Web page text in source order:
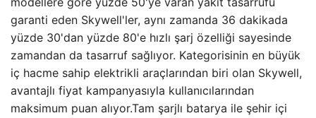
garanti eden Skywell'ler, aynı zamanda 36 dakikada
yüzde 30'dan yüzde 80'e hızlı şarj özelliği sayesinde
zamandan da tasarruf sağlıyor. Kategorisinin en büyük
iç hacme sahip elektrikli araçlarından biri olan Skywell,
avantajlı fiyat kampanyasıyla kullanıcılarından
maksimum puan alıyor.Tam şarjlı batarya ile şehir içi